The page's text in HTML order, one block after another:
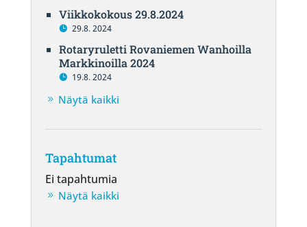
Viikkokokous 29.8.2024
29.8. 2024
Rotaryruletti Rovaniemen Wanhoilla
Markkinoilla 2024
19.8. 2024
Näytä kaikki
Tapahtumat
Ei tapahtumia
Näytä kaikki